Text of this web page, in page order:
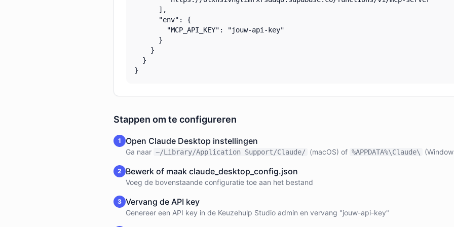
      ],
      "env": {
        "MCP_API_KEY": "jouw-api-key"
      }
    }
  }
}
Stappen om te configureren
1 Open Claude Desktop instellingen
Ga naar ~/Library/Application Support/Claude/ (macOS) of %APPDATA%\Claude\
2 Bewerk of maak claude_desktop_config.json
Voeg de bovenstaande configuratie toe aan het bestand
3 Vervang de API key
Genereer een API key in de Keuzehulp Studio admin en vervang "jouw-api-key"